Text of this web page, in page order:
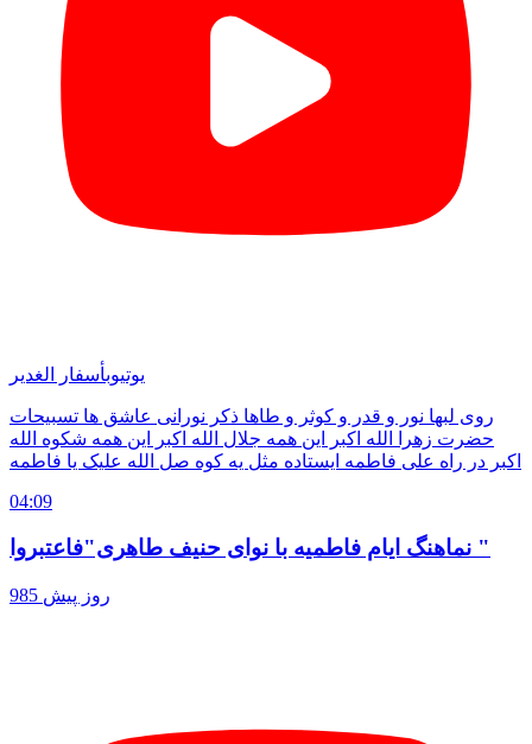
یوتیوبأسفار الغدير
روی لبها نور و قدر و کوثر و طاها ذکر نورانی عاشق ها تسبیحات
حضرت زهرا الله اکبر این همه جلال الله اکبر این همه شکوه الله
اکبر در راه علی فاطمه ایستاده مثل یه کوه صل الله علیک یا فاطمه
04:09
نماهنگ ایام فاطمیه با نوای حنیف طاهری"فاعتبروا "
985 روز پیش